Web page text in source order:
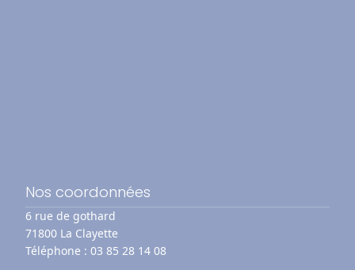
Nos coordonnées
6 rue de gothard
71800 La Clayette
Téléphone : 03 85 28 14 08